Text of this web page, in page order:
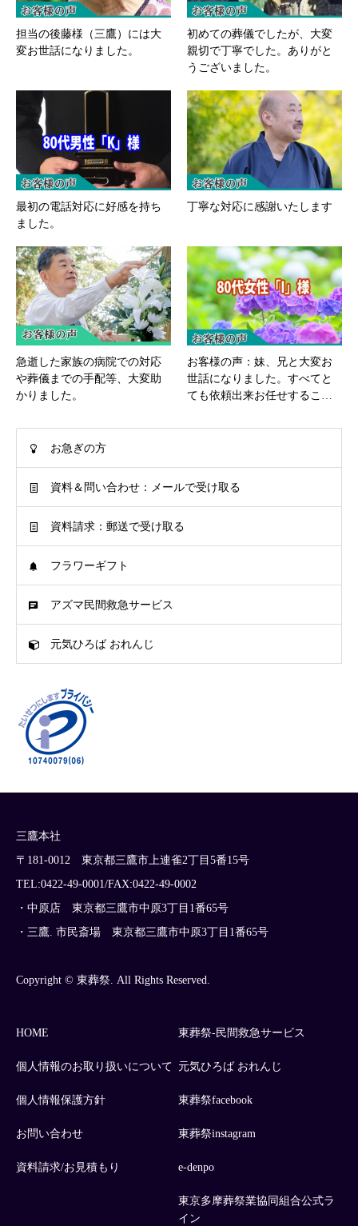
担当の後藤様（三鷹）には大
変お世話になりました。
初めての葬儀でしたが、大変
親切で丁寧でした。ありがと
うございました。
最初の電話対応に好感を持ち
ました。
丁寧な対応に感謝いたします
急逝した家族の病院での対応
や葬儀までの手配等、大変助
かりました。
お客様の声：妹、兄と大変お
世話になりました。すべてと
ても依頼出来お任せするこ…
お急ぎの方
資料＆問い合わせ：メールで受け取る
資料請求：郵送で受け取る
フラワーギフト
アズマ民間救急サービス
元気ひろば おれんじ
三鷹本社
〒181-0012 東京都三鷹市上連雀2丁目5番15号
TEL:0422-49-0001/FAX:0422-49-0002
・中原店 東京都三鷹市中原3丁目1番65号
・三鷹. 市民斎場 東京都三鷹市中原3丁目1番65号
Copyright © 東葬祭. All Rights Reserved.
HOME
個人情報のお取り扱いについて
個人情報保護方針
お問い合わせ
資料請求/お見積もり
東葬祭-民間救急サービス
元気ひろば おれんじ
東葬祭facebook
東葬祭instagram
e-denpo
東京多摩葬祭業協同組合公式ラ
イン